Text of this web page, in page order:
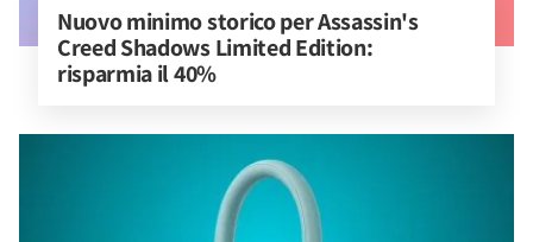
Nuovo minimo storico per Assassin's
Creed Shadows Limited Edition:
risparmia il 40%